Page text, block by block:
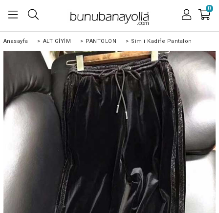
0
Anasayfa > ALT GİYİM > PANTOLON > Simli Kadife Pantalon